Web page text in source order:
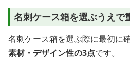
名刺ケース箱を選ぶうえで
名刺ケース箱を選ぶ際に最初に
素材・デザイン性の3点です。